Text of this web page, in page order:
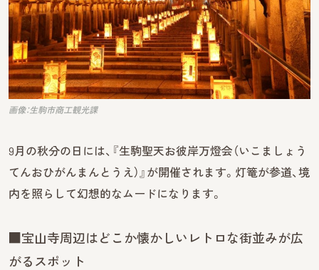
画像：生駒市商工観光課
9月の秋分の日には、『生駒聖天お彼岸万燈会（いこましょう
てんおひがんまんとうえ）』が開催されます。灯篭が参道、境
内を照らして幻想的なムードになります。
■宝山寺周辺はどこか懐かしいレトロな街並みが広
がるスポット